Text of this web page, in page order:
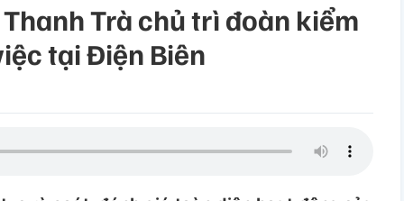
Trà chủ trì đoàn kiểm
tại Điện Biên